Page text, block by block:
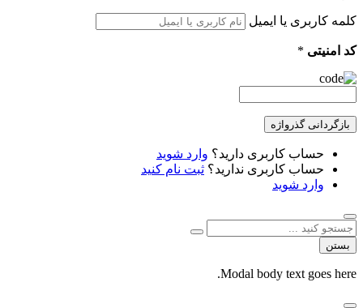
کلمه کاربری یا ایمیل
کد امنیتی *
بازگردانی گذرواژه
حساب کاربری دارید؟ وارد شوید
حساب کاربری ندارید؟ ثبت نام کنید
وارد شوید
بستن
Modal body text goes here.